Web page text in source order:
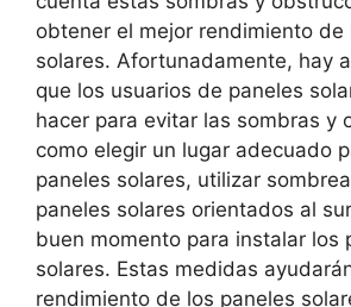
obtener el mejor rendimiento de
solares. Afortunadamente, hay
que los usuarios de paneles
hacer para evitar las sombras y
como elegir un lugar adecuado
paneles solares, utilizar
paneles solares orientados al
buen momento para instalar los
solares. Estas medidas
rendimiento de los paneles